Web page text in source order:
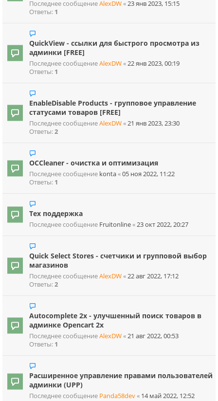
Последнее сообщениеAlexDW«23 янв 2023, 15:15
Ответы: 1
QuickView - ссылки для быстрого просмотра из
админки [FREE]
Последнее сообщениеAlexDW«22 янв 2023, 00:19
Ответы: 1
EnableDisable Products - групповое управление
статусами товаров [FREE]
Последнее сообщениеAlexDW«21 янв 2023, 23:30
Ответы:2
OCCleaner - очистка и оптимизация
Последнее сообщение konta«05 ноя 2022, 11:22
Ответы: 1
Тех поддержка
Последнее сообщение Fruitonline«23 окт 2022, 20:27
Quick Select Stores - счетчики и групповой выбор
магазинов
Последнее сообщениеAlexDW«22 авг 2022, 17:12
Ответы:2
Autocomplete 2x - улучшенный поиск товаров в
админке Opencart 2x
Последнее сообщениеAlexDW«21 авг 2022, 00:53
Ответы: 1
Расширенное управление правами пользователей
админки (UPP)
Последнее сообщение Panda58dev« 14 май 2022, 12:52